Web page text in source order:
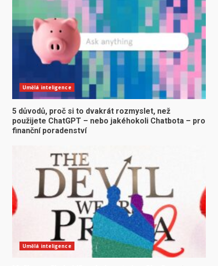
Umělá inteligence
5 důvodů, proč si to dvakrát rozmyslet, než
použijete ChatGPT – nebo jakéhokoli Chatbota – pro
finanční poradenství
Umělá inteligence